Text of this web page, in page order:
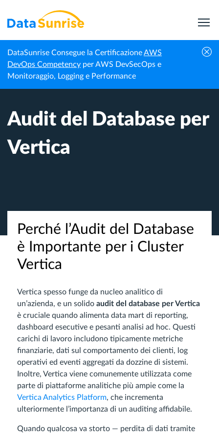
DataSunrise Consegue la CertificazioneAWS
DevOps Competency per AWS DevSecOps e
Monitoraggio, Logging e Performance
Homepage Centro di Conoscenza Audit del Database per Vertica
Audit del Database per
Vertica
Perché l’Audit del Database
è Importante per i Cluster
Vertica
Vertica spesso funge da nucleo analitico di
un’azienda, e un solido audit del database per Vertica
è cruciale quando alimenta data mart di reporting,
dashboard esecutive e pesanti analisi ad hoc. Questi
carichi di lavoro includono tipicamente metriche
finanziarie, dati sul comportamento dei clienti, log
operativi ed eventi aggregati da dozzine di sistemi.
Inoltre, Vertica viene comunemente utilizzata come
parte di piattaforme analitiche più ampie come la
Vertica Analytics Platform, che incrementa
ulteriormente l’importanza di un auditing affidabile.
Quando qualcosa va storto — perdita di dati tramite